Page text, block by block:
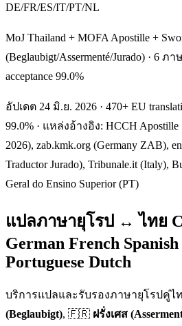
DE/FR/ES/IT/PT/NL
MoJ Thailand + MOFA Apostille +
(Beglaubigt/Assermenté/Jurado) · 6 ภา
acceptance 99.0%
อัปเดต 24 มิ.ย. 2026 · 470+ EU
99.0% · แหล่งอ้างอิง: HCCH Apostille
2026), zab.kmk.org (Germany ZAB),
Traductor Jurado), Tribunale.it (Italy),
Geral do Ensino Superior (PT)
แปลภาษายุโรป ↔ ไทย
German French
Portuguese Dutch
บริการแปลและรับรองภาษายุโรปคู่
(Beglaubigt), 🇫🇷 ฝรั่งเศส